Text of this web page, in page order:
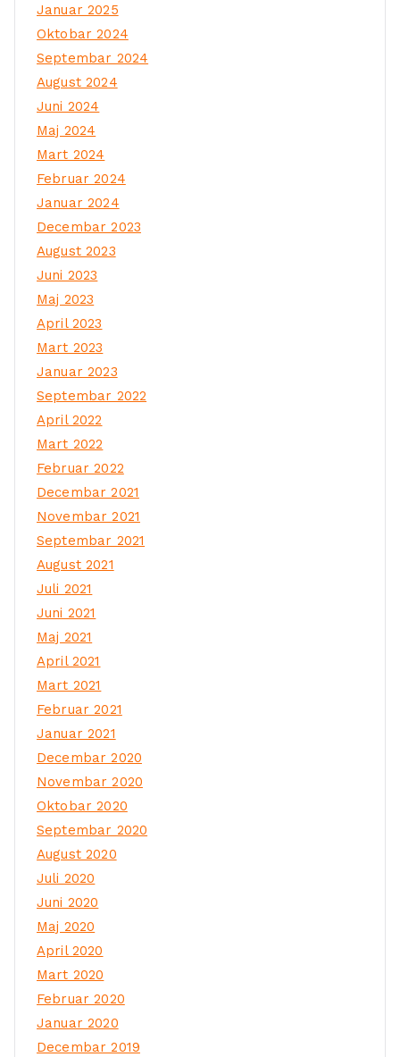
Januar 2025
Oktobar 2024
Septembar 2024
August 2024
Juni 2024
Maj 2024
Mart 2024
Februar 2024
Januar 2024
Decembar 2023
August 2023
Juni 2023
Maj 2023
April 2023
Mart 2023
Januar 2023
Septembar 2022
April 2022
Mart 2022
Februar 2022
Decembar 2021
Novembar 2021
Septembar 2021
August 2021
Juli 2021
Juni 2021
Maj 2021
April 2021
Mart 2021
Februar 2021
Januar 2021
Decembar 2020
Novembar 2020
Oktobar 2020
Septembar 2020
August 2020
Juli 2020
Juni 2020
Maj 2020
April 2020
Mart 2020
Februar 2020
Januar 2020
Decembar 2019